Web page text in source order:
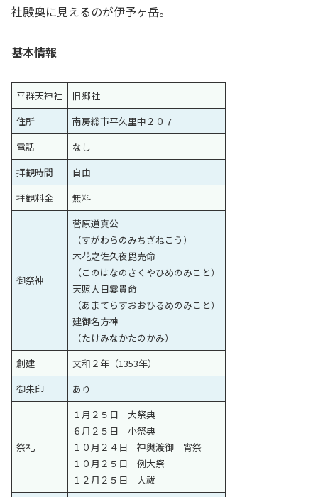
社殿奥に見えるのが伊予ヶ岳。
基本情報
平群天神社
旧郷社
住所
南房総市平久里中２０７
電話
なし
拝観時間
自由
拝観料金
無料
御祭神
菅原道真公
（すがわらのみちざねこう）
木花之佐久夜毘売命
（このはなのさくやひめのみこと）
天照大日霎貴命
（あまてらすおおひるめのみこと）
建御名方神
（たけみなかたのかみ）
創建
文和２年（1353年）
御朱印
あり
祭礼
１月２５日 大祭典
６月２５日 小祭典
１０月２４日 神輿渡御 宵祭
１０月２５日 例大祭
１２月２５日 大祓